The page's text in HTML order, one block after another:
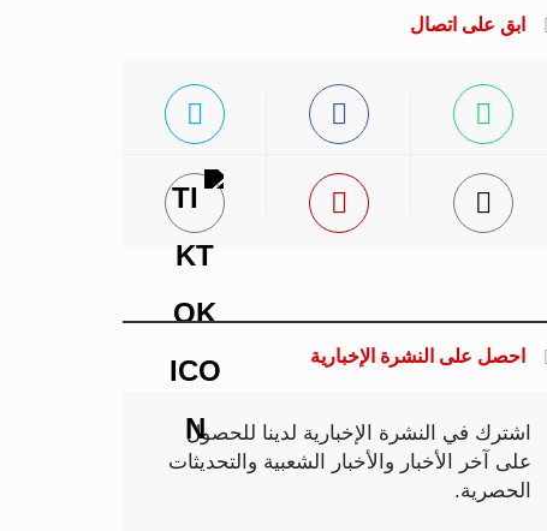
ابق على اتصال
احصل على النشرة الإخبارية
اشترك في النشرة الإخبارية لدينا للحصول
على آخر الأخبار والأخبار الشعبية والتحديثات
الحصرية.